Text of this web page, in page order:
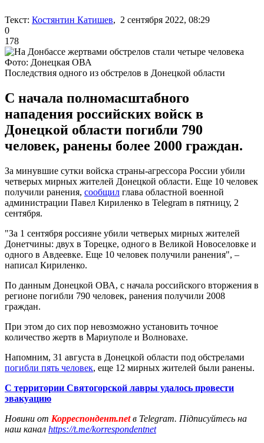
Текст: Костянтин Катишев, 2 сентября 2022, 08:29
0
178
Фото: Донецкая ОВА
Последствия одного из обстрелов в Донецкой области
С начала полномасштабного
нападения российских войск в
Донецкой области погибли 790
человек, ранены более 2000 граждан.
За минувшие сутки войска страны-агрессора России убили
четверых мирных жителей Донецкой области. Еще 10 человек
получили ранения, сообщил глава областной военной
администрации Павел Кириленко в Telegram в пятницу, 2
сентября.
"За 1 сентября россияне убили четверых мирных жителей
Донетчины: двух в Торецке, одного в Великой Новоселовке и
одного в Авдеевке. Еще 10 человек получили ранения", –
написал Кириленко.
По данным Донецкой ОВА, с начала российского вторжения в
регионе погибли 790 человек, ранения получили 2008
граждан.
При этом до сих пор невозможно установить точное
количество жертв в Мариуполе и Волновахе.
Напомним, 31 августа в Донецкой области под обстрелами
погибли пять человек, еще 12 мирных жителей были ранены.
С территории Святогорской лавры удалось провести
эвакуацию
Новини от Корреспондент.netв Telegram. Підписуйтесь на
наш канал https://t.me/korrespondentnet